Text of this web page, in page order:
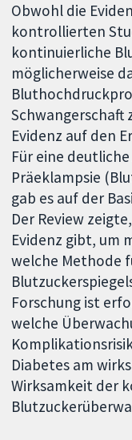
Obwohl die
kontrollierten
kontinuierliche
möglicherweise
Schwangerschaft
Evidenz auf den
Für eine
Präeklampsie
gab es auf der
Der Review
Evidenz gibt, um
welche Methode
Forschung ist
welche
Diabetes am
Wirksamkeit der